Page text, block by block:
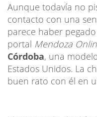
Aunque todavía no
contacto con una
parece haber
portal Mendoza
Córdoba, una
Estados Unidos. La
buen rato con él en